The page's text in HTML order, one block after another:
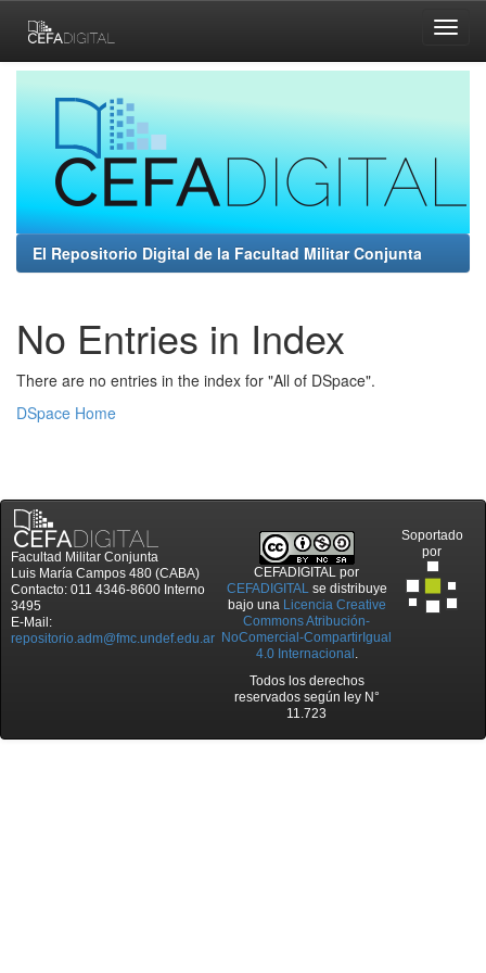
navigation
El Repositorio Digital de la Facultad Militar Conjunta
No Entries in Index
There are no entries in the index for "All of DSpace".
DSpace Home
Facultad Militar Conjunta
Luis María Campos 480 (CABA)
Contacto: 011 4346-8600 Interno
3495
E-Mail:
repositorio.adm@fmc.undef.edu.ar
CEFADIGITAL por
CEFADIGITALse distribuye
bajo una Licencia Creative
Commons Atribución-
NoComercial-CompartirIgual
4.0 Internacional .
Todos los derechos
reservados según ley N°
11.723
Soportado
por